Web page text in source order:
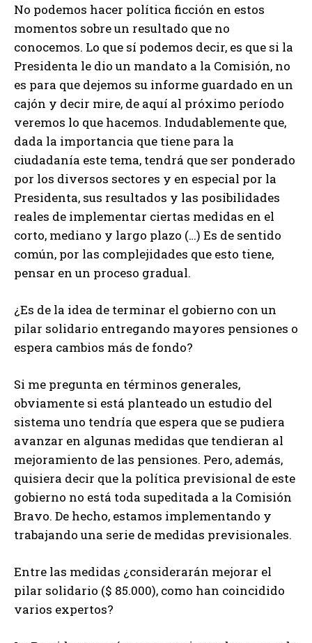
No podemos hacer política ficción en estos
momentos sobre un resultado que no
conocemos. Lo que sí podemos decir, es que si la
Presidenta le dio un mandato a la Comisión, no
es para que dejemos su informe guardado en un
cajón y decir mire, de aquí al próximo período
veremos lo que hacemos. Indudablemente que,
dada la importancia que tiene para la
ciudadanía este tema, tendrá que ser ponderado
por los diversos sectores y en especial por la
Presidenta, sus resultados y las posibilidades
reales de implementar ciertas medidas en el
corto, mediano y largo plazo (…) Es de sentido
común, por las complejidades que esto tiene,
pensar en un proceso gradual.
¿Es de la idea de terminar el gobierno con un
pilar solidario entregando mayores pensiones o
espera cambios más de fondo?
Si me pregunta en términos generales,
obviamente si está planteado un estudio del
sistema uno tendría que espera que se pudiera
avanzar en algunas medidas que tendieran al
mejoramiento de las pensiones. Pero, además,
quisiera decir que la política previsional de este
gobierno no está toda supeditada a la Comisión
Bravo. De hecho, estamos implementando y
trabajando una serie de medidas previsionales.
Entre las medidas ¿considerarán mejorar el
pilar solidario ($ 85.000), como han coincidido
varios expertos?